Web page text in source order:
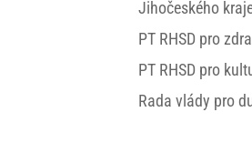
Jihočeského
PT RHSD pro
PT RHSD pro
Rada vlády pro